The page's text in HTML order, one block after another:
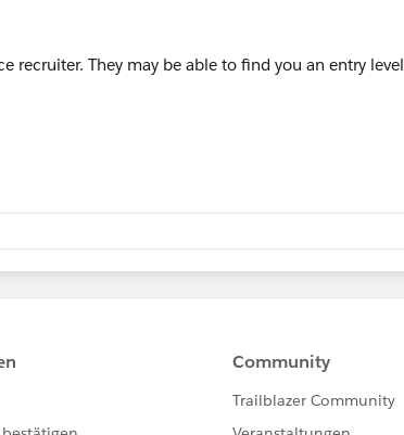
recruiter. They may be able to find you an entry level